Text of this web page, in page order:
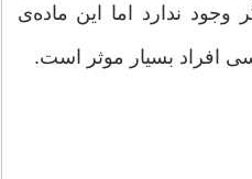
وجود ندارد اما این ماده‌ی
افراد بسیار موثر است.